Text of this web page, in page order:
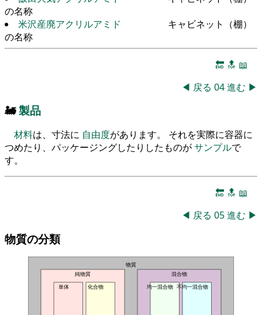
の名称
米沢産廃アクリルアミド
キャビネット（棚）
の名称
🔚 🔝 📖
◀ 戻る 04進む ▶
🚂製品
材料は、寸法に 自由度があります。 それを実際に容器に
つめたり、パッケージングしたりしたものがサンプルで
す。
🔚 🔝 📖
◀ 戻る 05進む ▶
物質の分類
物質
純物質
単体
化合物
混合物
均一混合物 不均一混合物